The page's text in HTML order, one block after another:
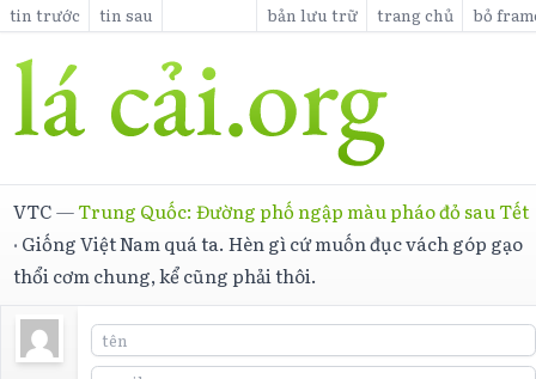
tin trước tin sau bản lưu trữ trang chủ bỏ
VTC—Trung Quốc: Đường phố ngập màu pháo đỏ sau Tết
· Giống Việt Nam quá ta. Hèn gì cứ muốn đục vách góp gạo
thổi cơm chung, kể cũng phải thôi.